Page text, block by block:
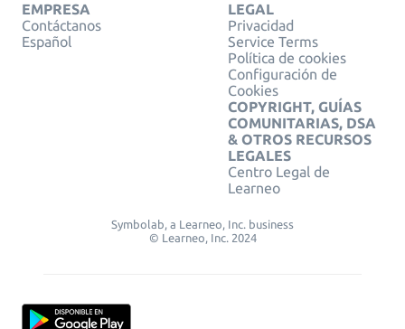
EMPRESA
Contáctanos
Español
LEGAL
Privacidad
Service Terms
Política de cookies
Configuración de
Cookies
COPYRIGHT, GUÍAS
COMUNITARIAS, DSA
& OTROS RECURSOS
LEGALES
Centro Legal de
Learneo
Symbolab, a Learneo, Inc. business
© Learneo, Inc. 2024